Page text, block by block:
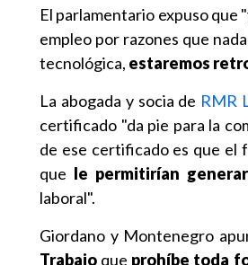
El parlamentario expuso que
empleo por razones que
tecnológica, estaremos
La abogada y socia de RMR
certificado "da pie para la
de ese certificado es que el
que le permitirían
laboral".
Giordano y Montenegro
Trabajo que prohíbe toda